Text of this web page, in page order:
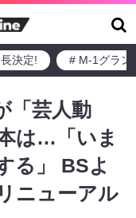
決定! # M-1グラン
「芸人動
は…「いま
る」 BSよ
ニューアル